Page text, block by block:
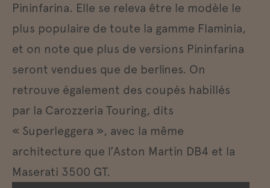
Pininfarina. Elle se releva être le modèle le
plus populaire de toute la gamme Flaminia,
et on note que plus de versions Pininfarina
seront vendues que de berlines. On
retrouve également des coupés habillés
par la Carozzeria Touring, dits
« Superleggera », avec la même
architecture que l’Aston Martin DB4 et la
Maserati 3500 GT.